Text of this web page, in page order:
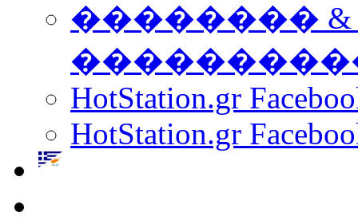
��������
HotStation.gr
HotStation.gr